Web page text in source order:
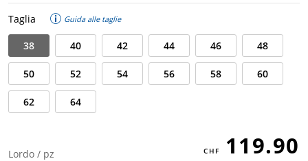
Taglia Guida alle taglie
38 40 42 44 46 48
50 52 54 56 58 60
62 64
Lordo / pz 119.90